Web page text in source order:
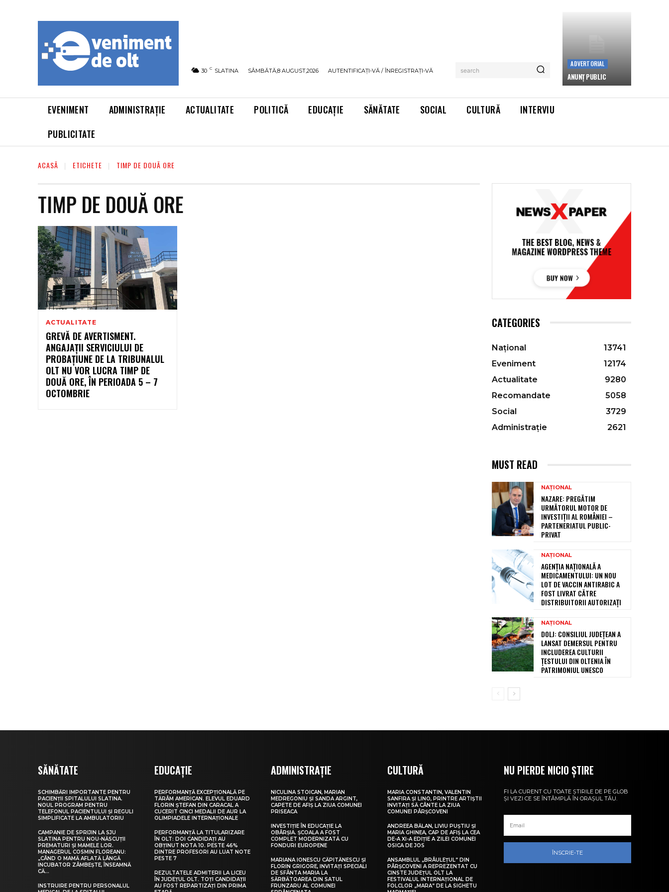
30 C SLATINA SÂMBĂTĂ,8 AUGUST,2026 AUTENTIFICAȚI-VĂ / ÎNREGISTRAȚI-VĂ search
ADVERTORIAL
ANUNȚ PUBLIC
EVENIMENT ADMINISTRAȚIE ACTUALITATE POLITICĂ EDUCAȚIE SĂNĂTATE SOCIAL CULTURĂ
INTERVIU
PUBLICITATE
ACASĂ ETICHETE TIMP DE DOUĂ ORE
TIMP DE DOUĂ ORE
ACTUALITATE
GREVĂ DE AVERTISMENT.
ANGAJAȚII SERVICIULUI DE
PROBAȚIUNE DE LA TRIBUNALUL
OLT NU VOR LUCRA TIMP DE
DOUĂ ORE, ÎN PERIOADA 5 – 7
OCTOMBRIE
CATEGORIES
Național
13741
Eveniment
12174
Actualitate
9280
Recomandate
5058
Social
3729
Administrație
2621
MUST READ
NAȚIONAL
NAZARE: PREGĂTIM
URMĂTORUL MOTOR DE
INVESTIȚII AL ROMÂNIEI –
PARTENERIATUL PUBLIC-
PRIVAT
NAȚIONAL
AGENȚIA NAȚIONALĂ A
MEDICAMENTULUI: UN NOU
LOT DE VACCIN ANTIRABIC A
FOST LIVRAT CĂTRE
DISTRIBUITORII AUTORIZAȚI
NAȚIONAL
DOLJ: CONSILIUL JUDEȚEAN A
LANSAT DEMERSUL PENTRU
INCLUDEREA CULTURII
ȚESTULUI DIN OLTENIA ÎN
PATRIMONIUL UNESCO
SĂNĂTATE
SCHIMBĂRI IMPORTANTE PENTRU
PACIENȚII SPITALULUI SLATINA.
NOUL PROGRAM PENTRU
TELEFONUL PACIENTULUI ȘI REGULI
SIMPLIFICATE LA AMBULATORIU
CAMPANIE DE SPRIJIN LA SJU
SLATINA PENTRU NOU-NĂSCUȚII
PREMATURI ȘI MAMELE LOR.
MANAGERUL COSMIN FLOREANU:
„CÂND O MAMĂ AFLATĂ LÂNGĂ
INCUBATOR ZÂMBEȘTE, ÎNSEAMNĂ
CĂ...
INSTRUIRE PENTRU PERSONALUL
EDUCAȚIE
PERFORMANȚĂ EXCEPȚIONALĂ PE
TĂRÂM AMERICAN. ELEVUL EDUARD
FLORIN ȘTEFAN DIN CARACAL A
CUCERIT CINCI MEDALII DE AUR LA
OLIMPIADELE INTERNAȚIONALE
PERFORMANȚĂ LA TITULARIZARE
ÎN OLT: DOI CANDIDAȚI AU
OBȚINUT NOTA 10. PESTE 46%
DINTRE PROFESORI AU LUAT NOTE
PESTE 7
REZULTATELE ADMITERII LA LICEU
ÎN JUDEȚUL OLT. TOȚI CANDIDAȚII
AU FOST REPARTIZAȚI DIN PRIMA
ADMINISTRAȚIE
NICULINA STOICAN, MARIAN
MEDREGONIU ȘI SANDA ARGINT,
CAPETE DE AFIȘ LA ZIUA COMUNEI
PRISEACA
INVESTIȚIE ÎN EDUCAȚIE LA
OBÂRȘIA. ȘCOALA A FOST
COMPLET MODERNIZATĂ CU
FONDURI EUROPENE
MARIANA IONESCU CĂPITĂNESCU ȘI
FLORIN GRIGORE, INVITAȚI SPECIALI
DE SFÂNTA MARIA LA
SĂRBĂTOAREA DIN SATUL
FRUNZARU AL COMUNEI
CULTURĂ
MARIA CONSTANTIN, VALENTIN
SANFIRA ȘI LINO, PRINTRE ARTIȘTII
INVITAȚI SĂ CÂNTE LA ZIUA
COMUNEI PÂRȘCOVENI
ANDREEA BĂLAN, LIVIU PUȘTIU ȘI
MARIA GHINEA, CAP DE AFIȘ LA CEA
DE-A XI-A EDIȚIE A ZILEI COMUNEI
OSICA DE JOS
ANSAMBLUL „BRÂULEȚUL” DIN
PÂRȘCOVENI A REPREZENTAT CU
CINSTE JUDEȚUL OLT LA
FESTIVALUL INTERNAȚIONAL DE
FOLCLOR „MARA” DE LA SIGHETU
NU PIERDE NICIO ȘTIRE
FI LA CURENT CU TOATE ȘTIRILE DE PE GLOB
ȘI VEZI CE SE ÎNTÂMPLĂ ÎN ORAȘUL TĂU.
ÎNSCRIE-TE